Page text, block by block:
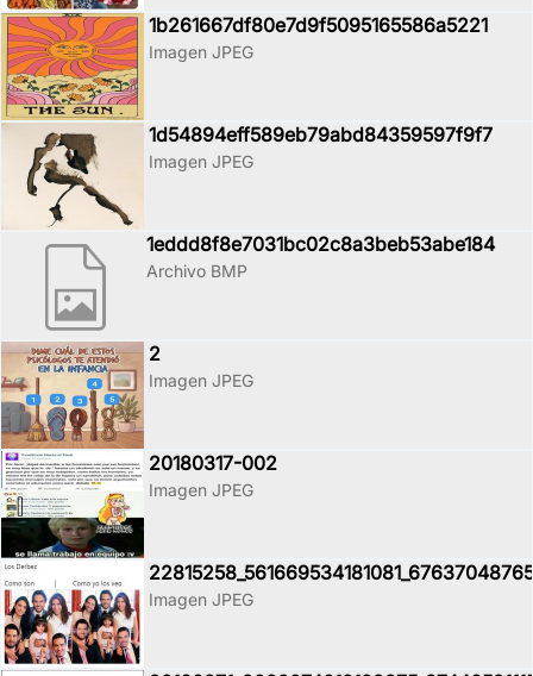
1b261667df80e7d9f5095165586a5221
Imagen JPEG
1d54894eff589eb79abd84359597f9f7
Imagen JPEG
1eddd8f8e7031bc02c8a3beb53abe184
Archivo BMP
2
Imagen JPEG
20180317-002
Imagen JPEG
Imagen JPEG